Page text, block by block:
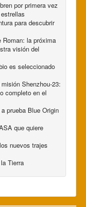
por primera vez
para descubrir
la próxima
visión del
es seleccionado
Shenzhou-23:
completo en el
prueba Blue Origin
que quiere
nuevos trajes
Tierra